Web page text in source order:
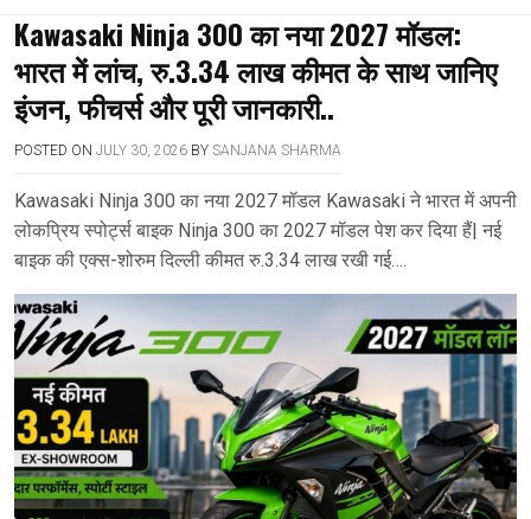
Kawasaki Ninja 300 का नया 2027 मॉडल:
भारत में लांच, रु.3.34 लाख कीमत के साथ जानिए
इंजन, फीचर्स और पूरी जानकारी..
POSTED ON JULY 30, 2026 BY SANJANA SHARMA
Kawasaki Ninja 300 का नया 2027 मॉडल Kawasaki ने भारत में अपनी
लोकप्रिय स्पोर्ट्स बाइक Ninja 300 का 2027 मॉडल पेश कर दिया हैं| नई
बाइक की एक्स-शोरुम दिल्ली कीमत रु.3.34 लाख रखी गई….